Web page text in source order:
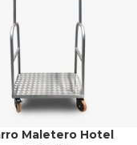
Maletero Hotel